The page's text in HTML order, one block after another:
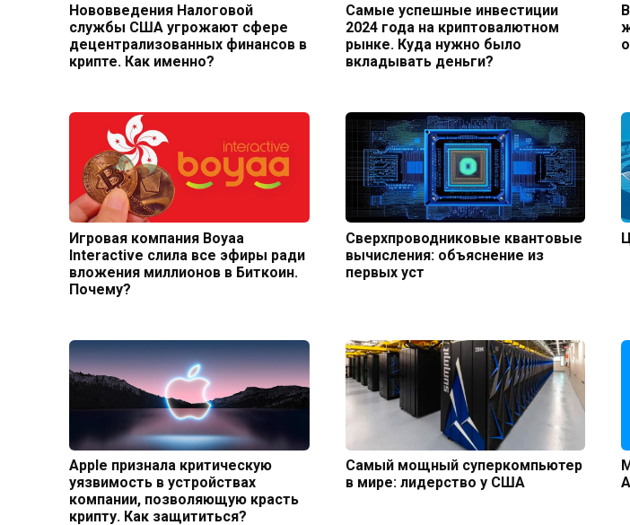
Нововведения Налоговой
службы США угрожают сфере
децентрализованных финансов в
крипте. Как именно?
Самые успешные инвестиции
2024 года на криптовалютном
рынке. Куда нужно было
вкладывать деньги?
Игровая компания Boyaa
Interactive слила все эфиры ради
вложения миллионов в Биткоин.
Почему?
Сверхпроводниковые квантовые
вычисления: объяснение из
первых уст
Apple признала критическую
уязвимость в устройствах
компании, позволяющую красть
крипту. Как защититься?
Самый мощный суперкомпьютер
в мире: лидерство у США